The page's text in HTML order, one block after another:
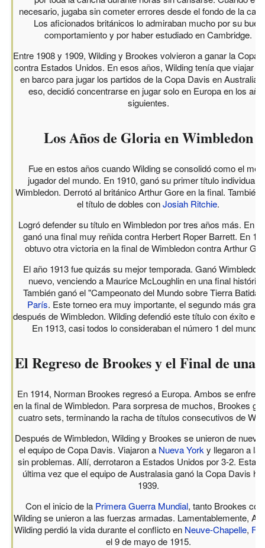
necesario, jugaba sin cometer errores desde el fondo de la
Los aficionados británicos lo admiraban mucho por su buen
comportamiento y por haber estudiado en Cambridge.
Entre 1908 y 1909, Wilding y Brookes volvieron a ganar la Copa
contra Estados Unidos. En esos años, Wilding tenía que viajar
en barco para jugar los partidos de la Copa Davis en Australia.
eso, decidió concentrarse en jugar solo en Europa en los
siguientes.
Los Años de Gloria en Wimbledon
Fue en estos años cuando Wilding se consolidó como el
jugador del mundo. En 1910, ganó su primer título individual
Wimbledon. Derrotó al británico Arthur Gore en la final. También
el título de dobles conJosiah Ritchie.
Logró defender su título en Wimbledon por tres años más. En
ganó una final muy reñida contra Herbert Roper Barrett. En
obtuvo otra victoria en la final de Wimbledon contra Arthur
El año 1913 fue quizás su mejor temporada. Ganó Wimbledon
nuevo, venciendo a Maurice McLoughlin en una final
También ganó el "Campeonato del Mundo sobre Tierra Batida"
París. Este torneo era muy importante, el segundo más
después de Wimbledon. Wilding defendió este título con éxito en
En 1913, casi todos lo consideraban el número 1 del mundo.
El Regreso de Brookes y el Final de una
En 1914, Norman Brookes regresó a Europa. Ambos se
en la final de Wimbledon. Para sorpresa de muchos, Brookes
cuatro sets, terminando la racha de títulos consecutivos de
Después de Wimbledon, Wilding y Brookes se unieron de nuevo
el equipo de Copa Davis. Viajaron a Nueva York y llegaron a la
sin problemas. Allí, derrotaron a Estados Unidos por 3-2. Esta
última vez que el equipo de Australasia ganó la Copa Davis
1939.
Con el inicio de la Primera Guerra Mundial, tanto Brookes
Wilding se unieron a las fuerzas armadas. Lamentablemente,
Wilding perdió la vida durante el conflicto en Neuve-Chapelle,
el 9 de mayo de 1915.